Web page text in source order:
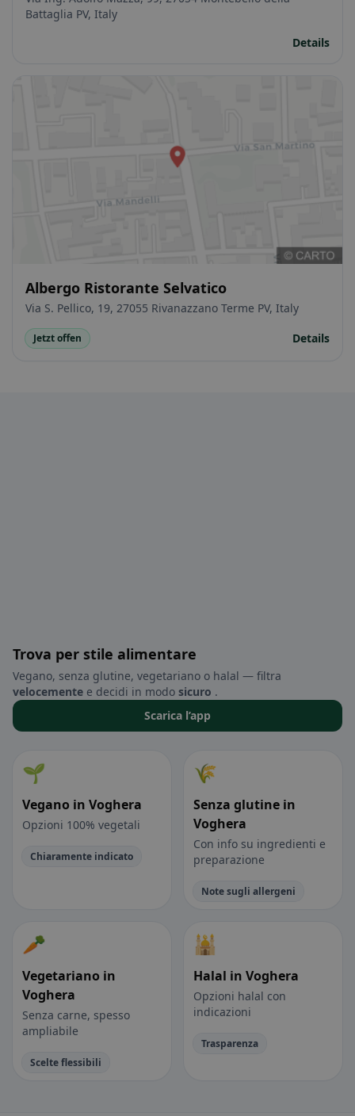
Battaglia PV, Italy
Details
Albergo Ristorante Selvatico
Via S. Pellico, 19, 27055 Rivanazzano Terme PV, Italy
Jetzt offen Details
Trova per stile alimentare
Vegano, senza glutine, vegetariano o halal — filtra
velocemente e decidi in modo sicuro .
Scarica l’app
🌱
Vegano in Voghera
Opzioni 100% vegetali
Chiaramente indicato
🌾
Senza glutine in
Voghera
Con info su ingredienti e
preparazione
Note sugli allergeni
🥕
Vegetariano in
Voghera
Senza carne, spesso
ampliabile
Scelte flessibili
🕌
Halal in Voghera
Opzioni halal con
indicazioni
Trasparenza